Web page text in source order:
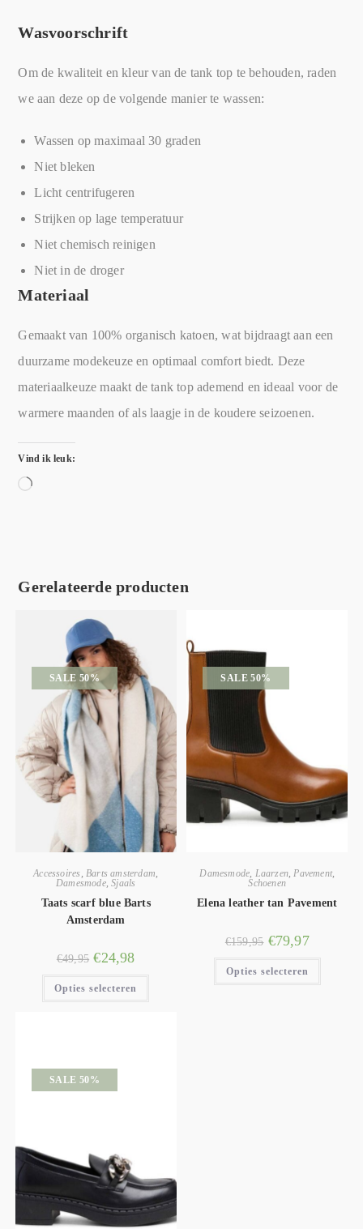
Wasvoorschrift
Om de kwaliteit en kleur van de tank top te behouden, raden
we aan deze op de volgende manier te wassen:
Wassen op maximaal 30 graden
Niet bleken
Licht centrifugeren
Strijken op lage temperatuur
Niet chemisch reinigen
Niet in de droger
Materiaal
Gemaakt van 100% organisch katoen, wat bijdraagt aan een
duurzame modekeuze en optimaal comfort biedt. Deze
materiaalkeuze maakt de tank top ademend en ideaal voor de
warmere maanden of als laagje in de koudere seizoenen.
Vind ik leuk:
Gerelateerde producten
SALE 50%
Accessoires Barts amsterdam
Damesmode,Sjaals
Taats scarf blue Barts
Amsterdam
€49,95 €24,98
Opties selecteren
SALE 50%
Damesmode Laarzen Pavement,
Schoenen
Elena leather tan Pavement
€159,95 €79,97
Opties selecteren
SALE 50%